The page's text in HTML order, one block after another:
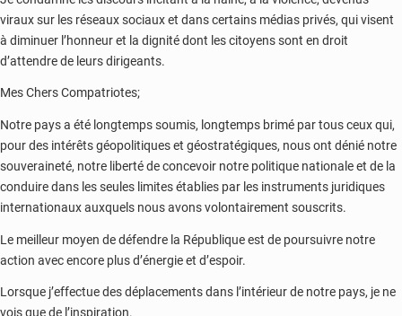
viraux sur les réseaux sociaux et dans certains médias privés, qui visent
à diminuer l’honneur et la dignité dont les citoyens sont en droit
d’attendre de leurs dirigeants.
Mes Chers Compatriotes;
Notre pays a été longtemps soumis, longtemps brimé par tous ceux qui,
pour des intérêts géopolitiques et géostratégiques, nous ont dénié notre
souveraineté, notre liberté de concevoir notre politique nationale et de la
conduire dans les seules limites établies par les instruments juridiques
internationaux auxquels nous avons volontairement souscrits.
Le meilleur moyen de défendre la République est de poursuivre notre
action avec encore plus d’énergie et d’espoir.
Lorsque j’effectue des déplacements dans l’intérieur de notre pays, je ne
vois que de l’inspiration.